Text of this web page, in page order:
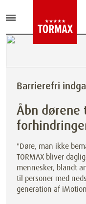
Barrierefri
Åbn dørene
"Døre, man ikke
TORMAX bliver
mennesker, blandt
til personer med
generation af